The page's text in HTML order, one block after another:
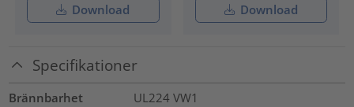
Download Download
Specifikationer
Brännbarhet
UL224 VW1